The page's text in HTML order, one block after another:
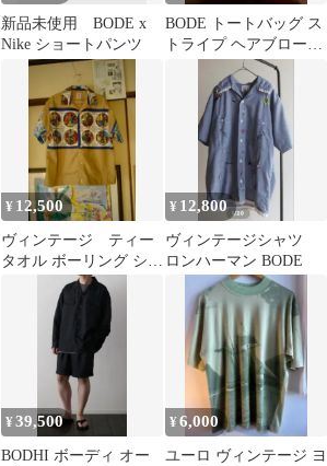
新品未使用 BODE x
Nike ショートパンツ
BODE トートバッグ ス
トライプ ヘアブローチ
¥ 12,500
ヴィンテージ ティー
タオル ボーリング シャ
ツ シェルボタン ヒルト
¥ 12,800
ヴィンテージシャツ
ロンハーマン BODE
¥39,500
BODHI ボーディ オー
¥6,000
ユーロ ヴィンテージ ヨ